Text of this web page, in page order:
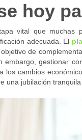
hoy
vital que muchas
adecuada. El
de
embargo, gestionar
los cambios
una jubilación